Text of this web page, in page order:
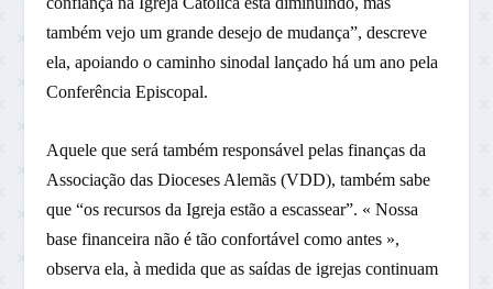
também vejo um grande desejo de mudança”, descreve
ela, apoiando o caminho sinodal lançado há um ano pela
Conferência Episcopal.
Aquele que será também responsável pelas finanças da
Associação das Dioceses Alemãs (VDD), também sabe
que “os recursos da Igreja estão a escassear”. « Nossa
base financeira não é tão confortável como antes »,
observa ela, à medida que as saídas de igrejas continuam